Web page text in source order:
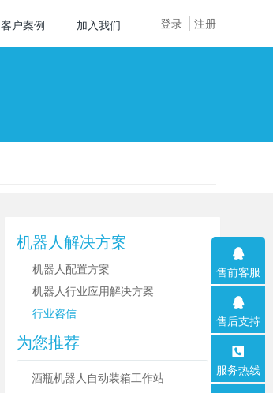
登录 注册
客户案例 加入我们
机器人解决方案
机器人配置方案
机器人行业应用解决方案
行业咨信
为您推荐
酒瓶机器人自动装箱工作站
售前客服
售后支持
服务热线